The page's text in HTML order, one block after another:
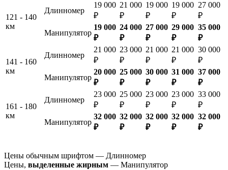
121 - 140
км
Длинномер
19 000
₽
21 000
₽
19 000
₽
19 000
₽
27 000
₽
Манипулятор
19 000
₽
24 000
₽
27 000
₽
29 000
₽
35 000
₽
141 - 160
км
Длинномер
21 000
₽
23 000
₽
21 000
₽
21 000
₽
30 000
₽
Манипулятор
20 000
₽
25 000
₽
30 000
₽
31 000
₽
37 000
₽
161 - 180
км
Длинномер
23 000
₽
25 000
₽
23 000
₽
23 000
₽
33 000
₽
Манипулятор
32 000
₽
32 000
₽
32 000
₽
32 000
₽
32 000
₽
Цены обычным шрифтом — Длинномер
Цены, выделенные жирным — Манипулятор